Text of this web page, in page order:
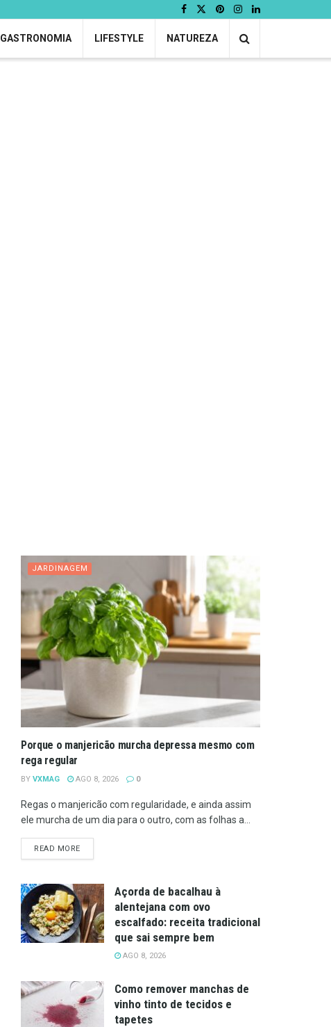
GASTRONOMIA LIFESTYLE NATUREZA
JARDINAGEM
Porque o manjericão murcha depressa mesmo com
rega regular
BY VXMAG AGO 8, 2026 0
Regas o manjericão com regularidade, e ainda assim
ele murcha de um dia para o outro, com as folhas a...
READ MOREDETAILS
Açorda de bacalhau à
alentejana com ovo
escalfado: receita tradicional
que sai sempre bem
AGO 8, 2026
Como remover manchas de
vinho tinto de tecidos e
tapetes